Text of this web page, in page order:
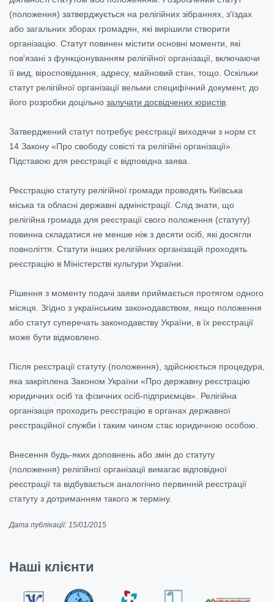
(положення) затверджується на релігійних зібраннях, з'їздах
або загальних зборах громадян, які вирішили створити
організацію. Статут повинен містити основні моменти, які
пов'язані з функціонуванням релігійної організації, включаючи
її вид, віросповідання, адресу, майновий стан, тощо. Оскільки
статут релігійної організації вельми специфічний документ, до
його розробки доцільно залучати досвідчених юристів
Затверджений статут потребує реєстрації виходячи з норм ст.
14 Закону «Про свободу совісті та релігійні організації».
Підставою для реєстрації є відповідна заява.
Реєстрацію статуту релігійної громади проводять Київська
міська та обласні державні адміністрації. Слід знати, що
релігійна громада для реєстрації свого положення (статуту)
повинна складатися не менше ніж з десяти осіб, які досягли
повноліття. Статути інших релігійних організацій проходять
реєстрацію в Міністерстві культури України.
Рішення з моменту подачі заяви приймається протягом одного
місяця. Згідно з українським законодавством, якщо положення
або статут суперечать законодавству України, в їх реєстрації
може бути відмовлено.
Після реєстрації статуту (положення), здійснюється процедура,
яка закріплена Законом України «Про державну реєстрацію
юридичних осіб та фізичних осіб-підприємців». Релігійна
організація проходить реєстрацію в органах державної
реєстраційної служби і таким чином стає юридичною особою.
Внесення будь-яких доповнень або змін до статуту
(положення) релігійної організації вимагає відповідної
реєстрації та відбувається аналогічно первинній реєстрації
статуту з дотриманням такого ж терміну.
Дата публікації: 15/01/2015
Наші клієнти